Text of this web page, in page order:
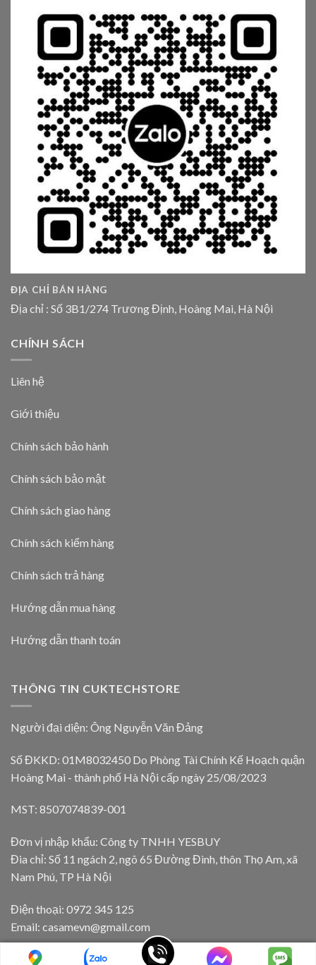
ĐỊA CHỈ BÁN HÀNG
Địa chỉ : Số 3B1/274 Trương Định, Hoàng Mai, Hà Nội
CHÍNH SÁCH
Liên hệ
Giới thiệu
Chính sách bảo hành
Chính sách bảo mật
Chính sách giao hàng
Chính sách kiểm hàng
Chính sách trả hàng
Hướng dẫn mua hàng
Hướng dẫn thanh toán
THÔNG TIN CUKTECHSTORE
Người đại diện: Ông Nguyễn Văn Đảng
Số ĐKKD: 01M8032450 Do Phòng Tài Chính Kế Hoạch quận
Hoàng Mai - thành phố Hà Nội cấp ngày 25/08/2023
MST: 8507074839-001
Đơn vị nhập khẩu: Công ty TNHH YESBUY
Đia chỉ: Số 11 ngách 2, ngõ 65 Đường Đình, thôn Thọ Am, xã
Nam Phú, TP Hà Nội
Điện thoại: 0972 345 125
Email: casamevn@gmail.com